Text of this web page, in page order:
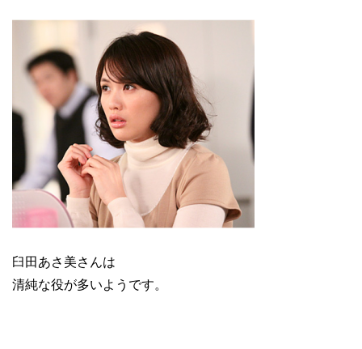
臼田あさ美さんは
清純な役が多いようです。